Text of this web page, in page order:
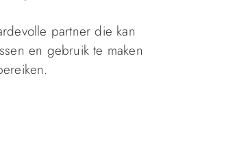
partner die kan
en gebruik te maken